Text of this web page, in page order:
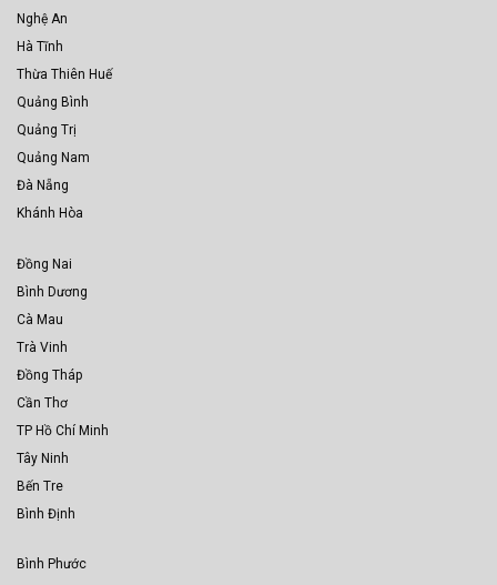
Nghệ An
Hà Tĩnh
Thừa Thiên Huế
Quảng Bình
Quảng Trị
Quảng Nam
Đà Nẵng
Khánh Hòa
Đồng Nai
Bình Dương
Cà Mau
Trà Vinh
Đồng Tháp
Cần Thơ
TP Hồ Chí Minh
Tây Ninh
Bến Tre
Bình Định
Bình Phước